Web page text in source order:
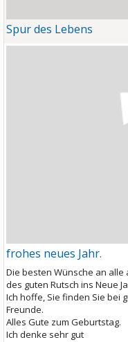
Spur des Lebens
frohes neues Jahr.
Die besten Wünsche an
des guten Rutsch ins Neue
Ich hoffe, Sie finden Sie bei
Freunde.
Alles Gute zum Geburtstag.
Ich denke sehr gut